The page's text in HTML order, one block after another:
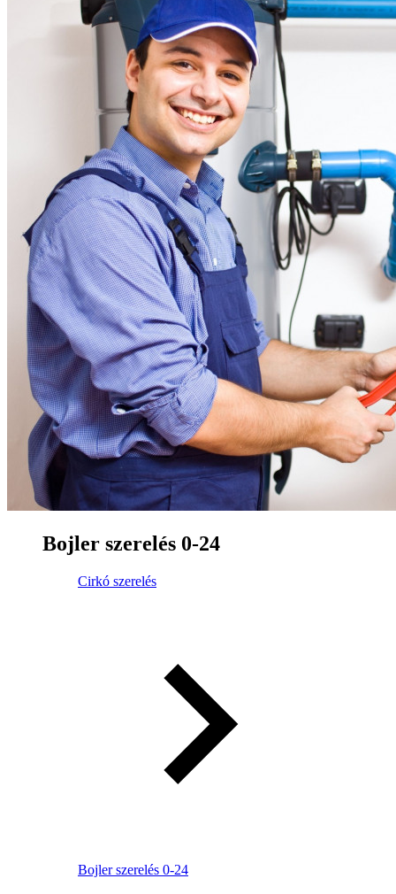
Bojler szerelés 0-24
Cirkó szerelés
Bojler szerelés 0-24